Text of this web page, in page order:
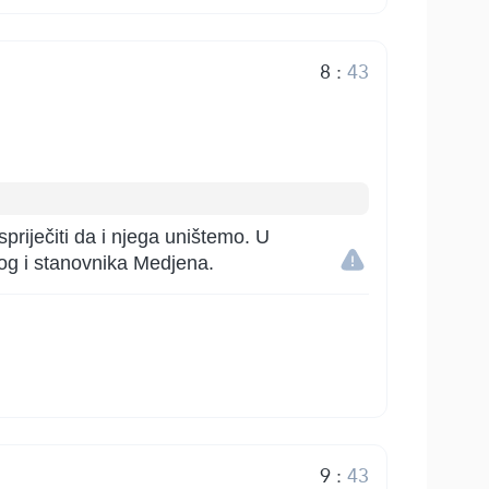
8 :43
da i njega uništemo. U
i stanovnika Medjena.
9:43